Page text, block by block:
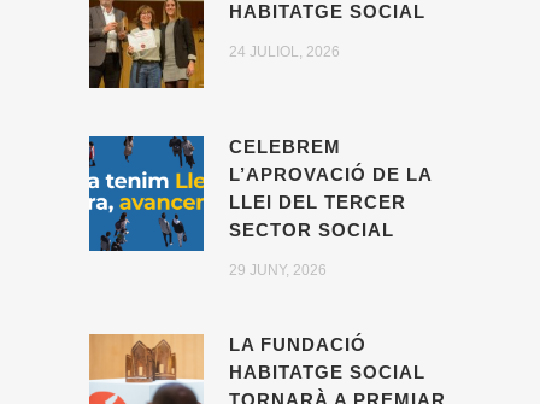
HABITATGE SOCIAL
24 JULIOL, 2026
CELEBREM
L’APROVACIÓ DE LA
LLEI DEL TERCER
SECTOR SOCIAL
29 JUNY, 2026
LA FUNDACIÓ
HABITATGE SOCIAL
TORNARÀ A PREMIAR